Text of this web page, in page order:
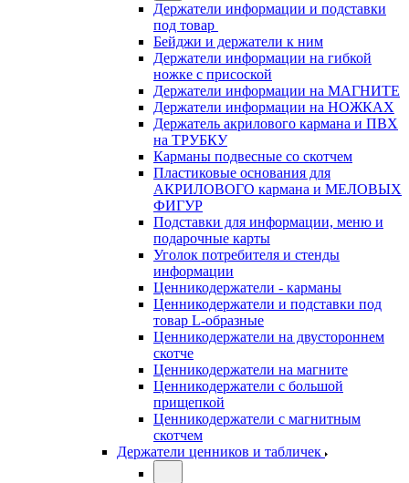
Держатели информации и подставки
под товар
Бейджи и держатели к ним
Держатели информации на гибкой
ножке с присоской
Держатели информации на МАГНИТЕ
Держатели информации на НОЖКАХ
Держатель акрилового кармана и ПВХ
на ТРУБКУ
Карманы подвесные со скотчем
Пластиковые основания для
АКРИЛОВОГО кармана и МЕЛОВЫХ
ФИГУР
Подставки для информации, меню и
подарочные карты
Уголок потребителя и стенды
информации
Ценникодержатели - карманы
Ценникодержатели и подставки под
товар L-образные
Ценникодержатели на двустороннем
скотче
Ценникодержатели на магните
Ценникодержатели с большой
прищепкой
Ценникодержатели с магнитным
скотчем
Держатели ценников и табличек